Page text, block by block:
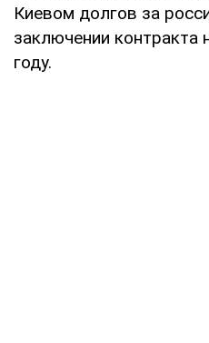
Киевом долгов за
заключении контракта
году.